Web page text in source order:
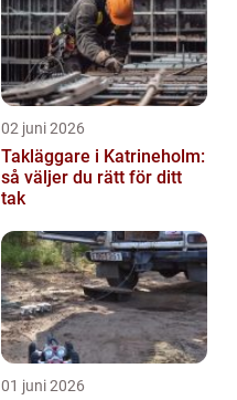
02 juni 2026
Takläggare i Katrineholm:
så väljer du rätt för ditt
tak
01 juni 2026